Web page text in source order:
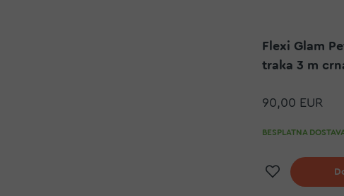
Flexi Glam
traka 3 m
90,00 EUR
BESPLATNA
Dodaj